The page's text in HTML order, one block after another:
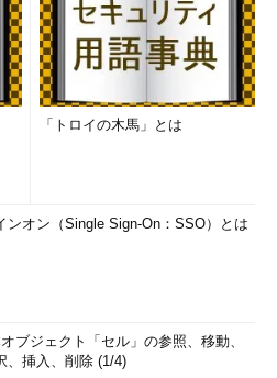
「トロイの木馬」とは
ンオン（Single Sign-On：SSO）とは
ブジェクト「セル」の参照、移動、
、挿入、削除 (1/4)